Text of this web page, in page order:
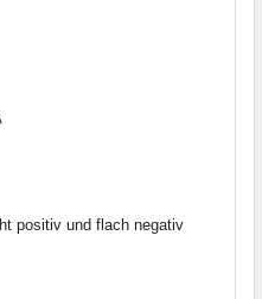
positiv und flach negativ